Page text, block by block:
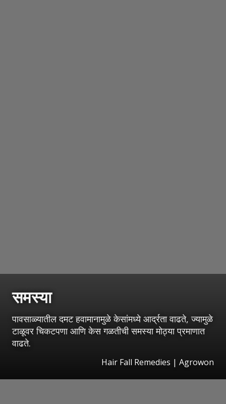
समस्या
पावसाळ्यातील दमट हवामानामुळे केसांमध्ये आर्द्रता वाढते, ज्यामुळे
टाळूवर चिकटपणा आणि केस गळतीची समस्या मोठ्या प्रमाणात
वाढते.
Hair Fall Remedies | Agrowon